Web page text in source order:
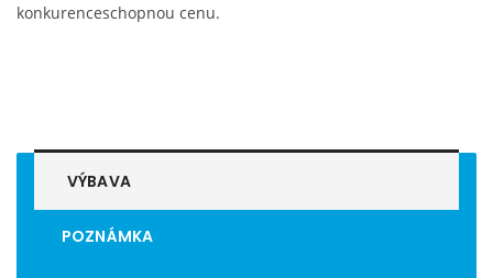
konkurenceschopnou cenu.
VÝBAVA
POZNÁMKA